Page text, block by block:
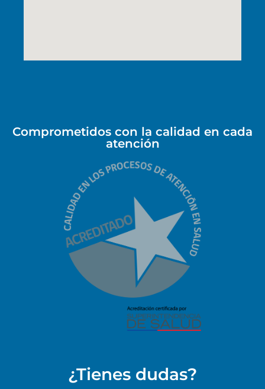
Comprometidos con la calidad en cada
atención
¿Tienes dudas?